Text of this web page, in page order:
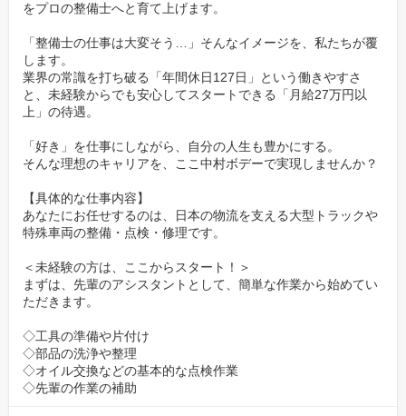
をプロの整備士へと育て上げます。
「整備士の仕事は大変そう…」そんなイメージを、私たちが覆
します。
業界の常識を打ち破る「年間休日127日」という働きやすさ
と、未経験からでも安心してスタートできる「月給27万円以
上」の待遇。
「好き」を仕事にしながら、自分の人生も豊かにする。
そんな理想のキャリアを、ここ中村ボデーで実現しませんか？
【具体的な仕事内容】
あなたにお任せするのは、日本の物流を支える大型トラックや
特殊車両の整備・点検・修理です。
＜未経験の方は、ここからスタート！＞
まずは、先輩のアシスタントとして、簡単な作業から始めてい
ただきます。
◇工具の準備や片付け
◇部品の洗浄や整理
◇オイル交換などの基本的な点検作業
◇先輩の作業の補助